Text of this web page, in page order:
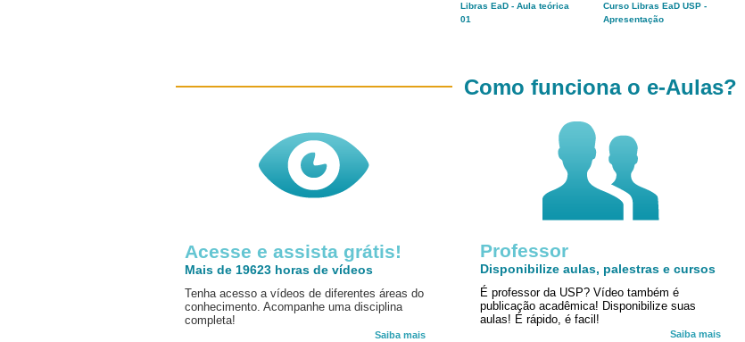
Libras EaD - Aula teórica
01
Curso Libras EaD USP -
Apresentação
Acesse e assista grátis!
Mais de 19623 horas de vídeos
Tenha acesso a vídeos de diferentes áreas do
conhecimento. Acompanhe uma disciplina
completa!
Saiba mais
Como funciona o e-Aulas?
Professor
Disponibilize aulas, palestras e cursos
É professor da USP? Vídeo também é
publicação acadêmica! Disponibilize suas
aulas! É rápido, é facil!
Saiba mais